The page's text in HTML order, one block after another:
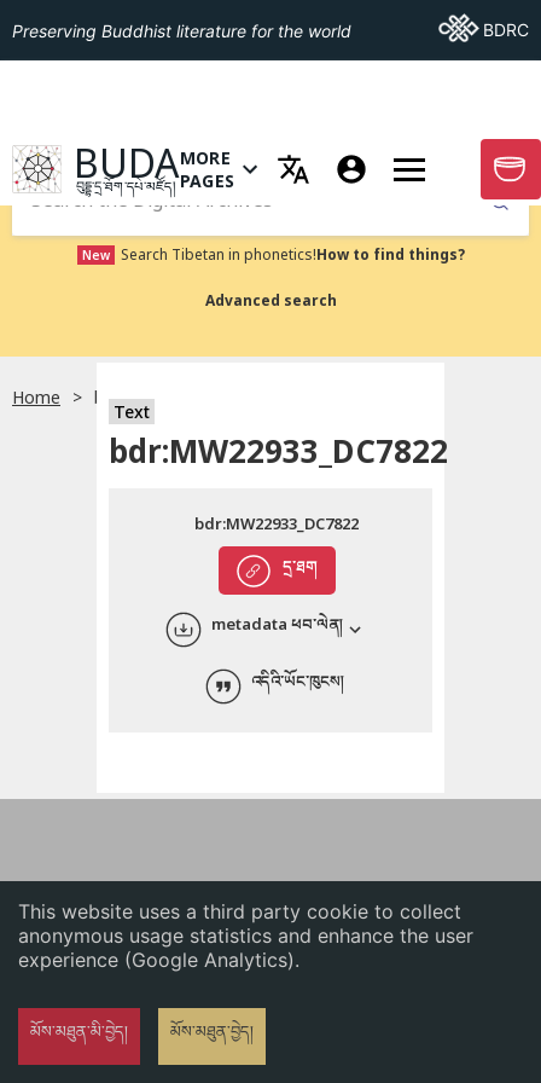
This website uses a third party cookie to collect
anonymous usage statistics and enhance the user
experience (Google Analytics).
མོས་མཐུན་མི་བྱེད། མོས་མཐུན་བྱེད།
English
ភាសាខ្មែរ
Preserving Buddhist literature for the world Go ToBDRC
GO TO HOMEPAGE
BUDA
བུདྡྷ་དྲ་ཐོག་དཔེ་མཛོད།
OPEN MENU OF MORE PAGES
MORE
PAGES
GO
Submit
New Search Tibetan in phonetics!How to find things?
Advanced search
Home bdr:MW22933_DC7822
Text
bdr:MW22933_DC7822
དྲ་ཐག
bdr:MW22933_DC7822
metadata ཕབ་ལེན།
འདིའི་ཡོང་ཁུངས།